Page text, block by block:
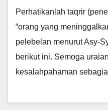
Perhatikanlah taqrir
“orang yang
pelebelan menurut Asy-
berikut ini. Semoga
kesalahpahaman